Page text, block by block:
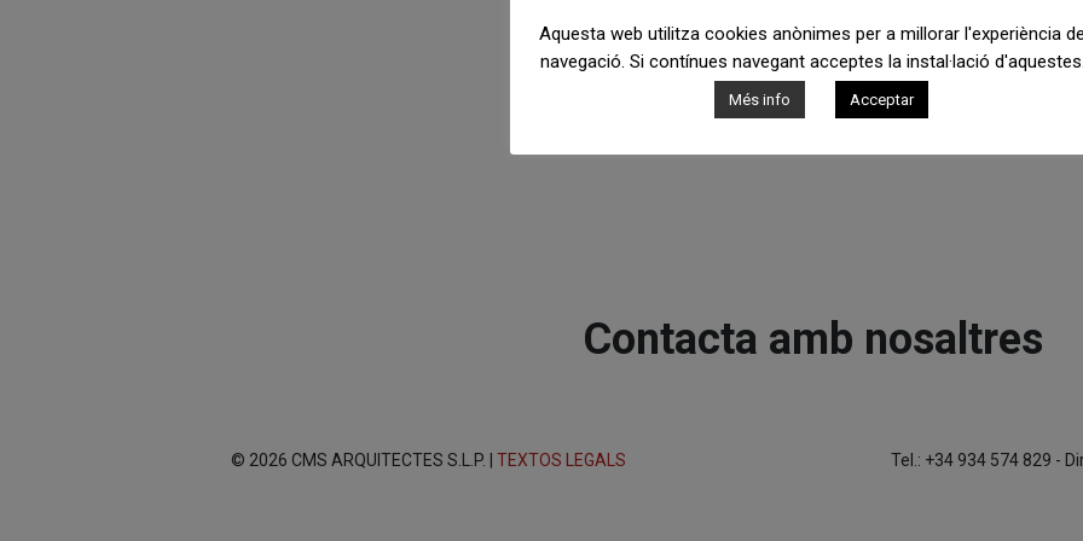
Contacta amb nosaltres
© 2026 CMS ARQUITECTES S.L.P. | TEXTOS LEGALS Tel.: +34 934 574 829 -
Aquesta web utilitza cookies anònimes per a millorar l'experiència de
navegació. Si contínues navegant acceptes la instal·lació d'aquestes.
Més info Acceptar